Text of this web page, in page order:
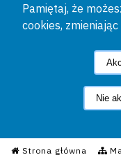
Pamiętaj, że
cookies,
Nie
Strona główna